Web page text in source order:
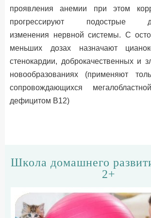
проявления анемии при этом
прогрессируют подострые
изменения нервной системы. С
меньших дозах назначают
стенокардии, доброкачественных и
новообразованиях (применяют
сопровождающихся
дефицитом В12)
Школа домашнего
2+